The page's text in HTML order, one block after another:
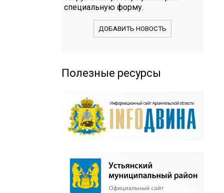
специальную форму.
ДОБАВИТЬ НОВОСТЬ
Полезные ресурсы